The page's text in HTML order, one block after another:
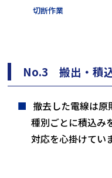
切断作業
No.3 搬出・積
撤去した電線は原
種別ごとに積込み
対応を心掛けてい